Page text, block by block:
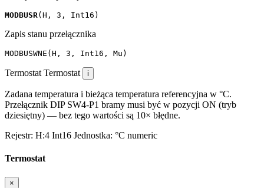
MODBUSR( H , 3 , Int16 )
Zapis stanu przełącznika
MODBUSWNE ( H , 3 , Int16 , Mu )
Termostat Termostat i
Zadana temperatura i bieżąca temperatura referencyjna w °C.
Przełącznik DIP SW4-P1 bramy musi być w pozycji ON (tryb
dziesiętny) — bez tego wartości są 10× błędne.
Rejestr: H:4 Int16 Jednostka: °C numeric
Termostat
×